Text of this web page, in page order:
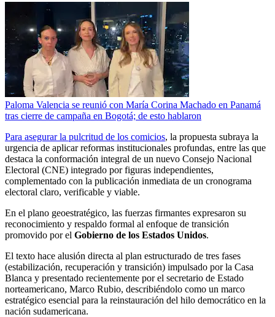
Paloma Valencia se reunió con María Corina Machado en Panamá
tras cierre de campaña en Bogotá; de esto hablaron
Para asegurar la pulcritud de los comicios, la propuesta subraya la
urgencia de aplicar reformas institucionales profundas, entre las que
destaca la conformación integral de un nuevo Consejo Nacional
Electoral (CNE) integrado por figuras independientes,
complementado con la publicación inmediata de un cronograma
electoral claro, verificable y viable.
En el plano geoestratégico, las fuerzas firmantes expresaron su
reconocimiento y respaldo formal al enfoque de transición
promovido por el Gobierno de los Estados Unidos.
El texto hace alusión directa al plan estructurado de tres fases
(estabilización, recuperación y transición) impulsado por la Casa
Blanca y presentado recientemente por el secretario de Estado
norteamericano, Marco Rubio, describiéndolo como un marco
estratégico esencial para la reinstauración del hilo democrático en la
nación sudamericana.